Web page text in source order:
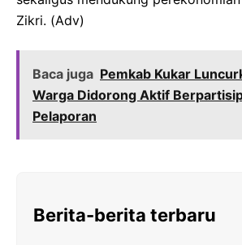
Zikri. (Adv)
Baca juga Pemkab Kukar
Warga Didorong Aktif
Pelaporan
Berita-berita terbaru